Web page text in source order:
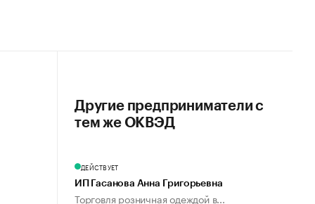
Другие предприниматели с
тем же ОКВЭД
ДЕЙСТВУЕТ
ИП Гасанова Анна Григорьевна
Торговля розничная одеждой в...